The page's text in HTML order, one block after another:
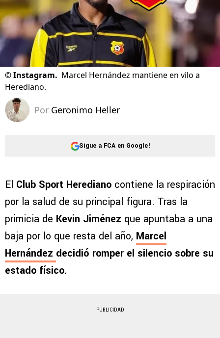
©Instagram. Marcel Hernández mantiene en vilo a
Herediano.
Por Geronimo Heller
Sigue a FCA en Google!
El Club Sport Herediano contiene la respiración
por la salud de su principal figura. Tras la
primicia de Kevin Jiménez que apuntaba a una
baja por lo que resta del año, Marcel
Hernández decidió romper el silencio sobre su
estado físico.
PUBLICIDAD